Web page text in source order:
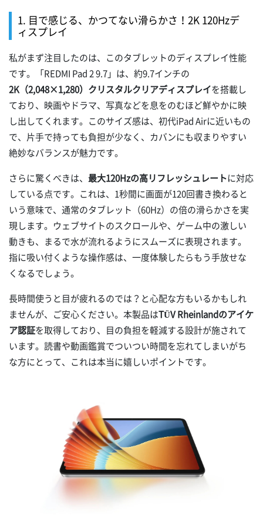
1. 目で感じる、かつてない滑らかさ！2K 120Hzデ
ィスプレイ
私がまず注目したのは、このタブレットのディスプレイ性能
です。「REDMI Pad 2 9.7」は、約9.7インチの
2K（2,048×1,280）クリスタルクリアディスプレイを搭載し
ており、映画やドラマ、写真などを息をのむほど鮮やかに映
し出してくれます。このサイズ感は、初代iPad Airに近いもの
で、片手で持っても負担が少なく、カバンにも収まりやすい
絶妙なバランスが魅力です。
さらに驚くべきは、 最大120Hzの高リフレッシュレートに対応
している点です。これは、1秒間に画面が120回書き換わると
いう意味で、通常のタブレット（60Hz）の倍の滑らかさを実
現します。ウェブサイトのスクロールや、ゲーム中の激しい
動きも、まるで水が流れるようにスムーズに表現されます。
指に吸い付くような操作感は、一度体験したらもう手放せな
くなるでしょう。
長時間使うと目が疲れるのでは？と心配な方もいるかもしれ
ませんが、ご安心ください。本製品はTÜV Rheinlandのアイケ
ア認証を取得しており、目の負担を軽減する設計が施されて
います。読書や動画鑑賞でついつい時間を忘れてしまいがち
な方にとって、これは本当に嬉しいポイントです。